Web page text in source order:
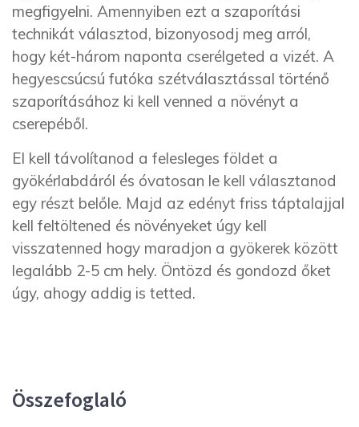
megfigyelni. Amennyiben ezt a szaporítási
technikát választod, bizonyosodj meg arról,
hogy két-három naponta cserélgeted a vizét. A
hegyescsúcsú futóka szétválasztással történő
szaporításához ki kell venned a növényt a
cserepéből.
El kell távolítanod a felesleges földet a
gyökérlabdáról és óvatosan le kell választanod
egy részt belőle. Majd az edényt friss táptalajjal
kell feltöltened és növényeket úgy kell
visszatenned hogy maradjon a gyökerek között
legalább 2-5 cm hely. Öntözd és gondozd őket
úgy, ahogy addig is tetted.
Összefoglaló